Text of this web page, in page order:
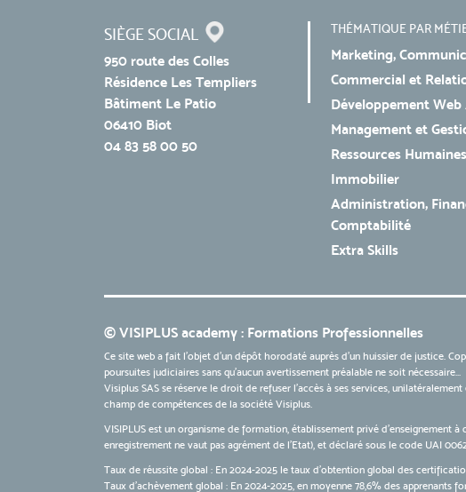
SIÈGE SOCIAL
950 route des Colles
Résidence Les Templiers
Bâtiment Le Patio
06410 Biot
04 83 58 00 50
THÉMATIQUE PAR
Marketing,
Commercial et
Développement
Management et
Ressources
Immobilier
Administration,
Comptabilité
Extra Skills
© VISIPLUS academy : Formations Professionnelles
Ce site web a fait l'objet d'un dépôt horodaté auprès d'un huissier de justice.
poursuites judiciaires sans qu’aucun avertissement préalable ne soit nécessaire...
Visiplus SAS se réserve le droit de refuser l'accès à ses services,
champ de compétences de la société Visiplus.
VISIPLUS est un organisme de formation, établissement privé d’enseignement
enregistrement ne vaut pas agrément de l’Etat), et déclaré sous le code UAI
Taux de réussite global : En 2024-2025 le taux d'obtention global des
Taux d’achèvement global : En 2024-2025, en moyenne 78,6% des apprenants